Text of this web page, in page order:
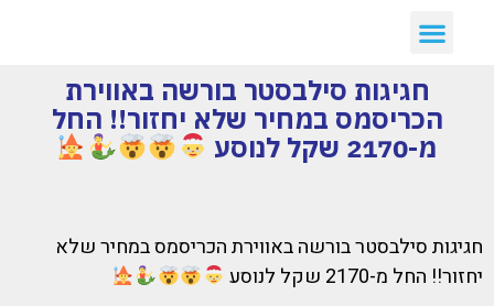
חגיגות סילבסטר בורשה באווירת
הכריסמס במחיר שלא יחזור!! החל
מ-2170 שקל לנוסע
חגיגות סילבסטר בורשה באווירת הכריסמס במחיר שלא
יחזור!! החל מ-2170 שקל לנוסע